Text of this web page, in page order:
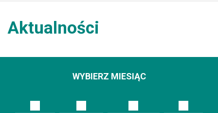
Aktualności
WYBIERZ MIESIĄC